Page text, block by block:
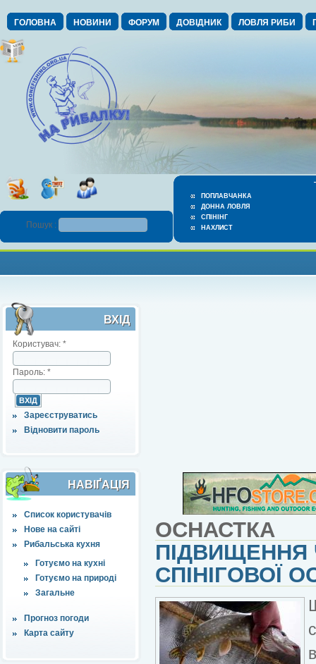
ГОЛОВНА НОВИНИ ФОРУМ ДОВІДНИК ЛОВЛЯ РИБИ
ПОПЛАВЧАНКА
ДОННА ЛОВЛЯ
СПІНІНГ
НАХЛИСТ
Пошук :
ВХІД
Користувач: *
Пароль: *
Зареєструватись
Відновити пароль
НАВІҐАЦІЯ
Список користувачів
Нове на сайті
Рибальська кухня
Готуємо на кухні
Готуємо на природі
Загальне
Прогноз погоди
Карта сайту
ОСНАСТКА
ПІДВИЩЕННЯ
СПІНІГОВОЇ